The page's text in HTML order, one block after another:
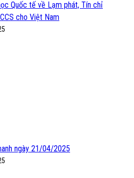
Quốc tế về Lạm phát, Tín chỉ
cho Việt Nam
ngày 21/04/2025